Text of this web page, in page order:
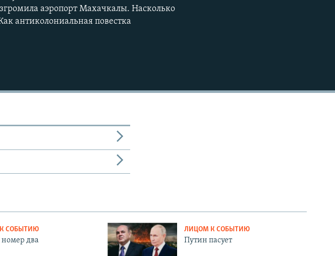
аэропорт Махачкалы. Насколько
антиколониальная повестка
СОБЫТИЮ
два
ЛИЦОМ К СОБЫТИЮ
Путин пасует